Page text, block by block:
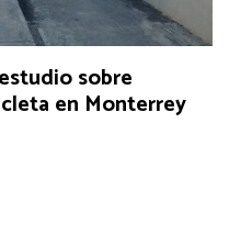
sobre
en Monterrey